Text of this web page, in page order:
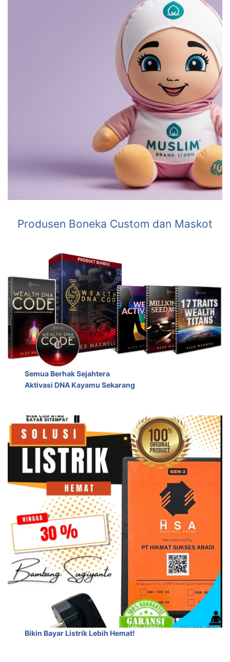
Produsen Boneka Custom dan Maskot
Semua Berhak Sejahtera
Aktivasi DNA Kayamu Sekarang
Bikin Bayar Listrik Lebih Hemat!